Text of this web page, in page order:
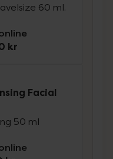
60 ml.
kr
Facial
50 ml